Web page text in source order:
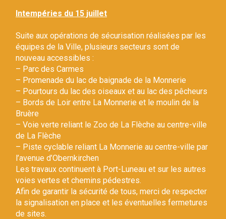
Intempéries du 15 juillet
Suite aux opérations de sécurisation réalisées par les
équipes de la Ville, plusieurs secteurs sont de
nouveau accessibles :
– Parc des Carmes
– Promenade du lac de baignade de la Monnerie
– Pourtours du lac des oiseaux et au lac des pêcheurs
– Bords de Loir entre La Monnerie et le moulin de la
Bruère
– Voie verte reliant le Zoo de La Flèche au centre-ville
de La Flèche
– Piste cyclable reliant La Monnerie au centre-ville par
l’avenue d’Obernkirchen
Les travaux continuent à Port-Luneau et sur les autres
voies vertes et chemins pédestres.
Afin de garantir la sécurité de tous, merci de respecter
la signalisation en place et les éventuelles fermetures
de sites.